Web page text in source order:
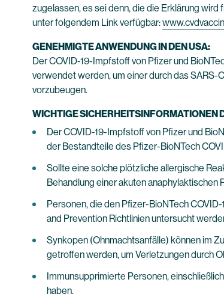
zugelassen, es sei denn, die die Erklärung
unter folgendem Link verfügbar:
GENEHMIGTE ANWENDUNG IN DEN USA:
Der COVID-19-Impfstoff von Pfizer und
verwendet werden, um einer durch das
vorzubeugen.
WICHTIGE
Der COVID-19-Impfstoff von Pfizer und
der Bestandteile des Pfizer-BioNTech
Sollte eine solche plötzliche allergische
Behandlung einer akuten anaphylaktischen
Personen, die den Pfizer-BioNTech
and Prevention Richtlinien untersucht
Synkopen (Ohnmachtsanfälle) können im
getroffen werden, um Verletzungen durch
Immunsupprimierte Personen,
haben.